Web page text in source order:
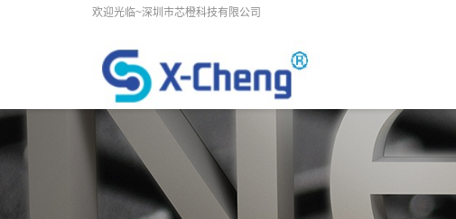
欢迎光临~深圳市芯橙科技有限公司